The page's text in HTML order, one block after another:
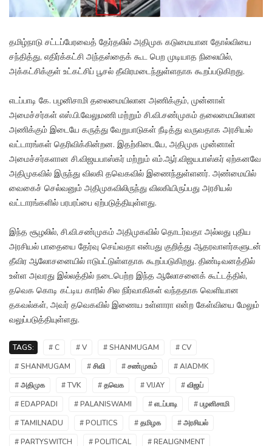
தமிழ்நாடு சட்டப்பேரவைத் தேர்தலில் அதிமுக கடுமையான தோல்வியை
சந்தித்து, எதிர்க்கட்சி அந்தஸ்தைக் கூட பெற முடியாத நிலையில்,
அக்கட்சிக்குள் உட்கட்சிப் பூசல் தீவிரமடைந்துள்ளதாக கூறப்படுகிறது.
எடப்பாடி கே. பழனிசாமி தலைமையிலான அணிக்கும், முன்னாள்
அமைச்சர்கள் எஸ்.பி.வேலுமணி மற்றும் சி.வி.சண்முகம் தலைமையிலான
அணிக்கும் இடையே கருத்து வேறுபாடுகள் நீடித்து வருவதாக அரசியல்
வட்டாரங்கள் தெரிவிக்கின்றன. இதற்கிடையே, அதிமுக முன்னாள்
அமைச்சர்களான சி.விஜயபாஸ்கர் மற்றும் எம்.ஆர்.விஜயபாஸ்கர் ஏற்கனவே
அதிமுகவில் இருந்து விலகி தவெகவில் இணைந்துள்ளனர். அண்மையில்
வைகைச் செல்வனும் அதிமுகவிலிருந்து விலகியிருப்பது அரசியல்
வட்டாரங்களில் பரபரப்பை ஏற்படுத்தியுள்ளது.
இந்த சூழலில், சி.வி.சண்முகம் அதிமுகவில் தொடர்வதா அல்லது புதிய
அரசியல் பாதையை தேர்வு செய்வதா என்பது குறித்து ஆதரவாளர்களுடன்
தீவிர ஆலோசனையில் ஈடுபட்டுள்ளதாக கூறப்படுகிறது. திண்டிவனத்தில்
உள்ள அவரது இல்லத்தில் நடைபெற்ற இந்த ஆலோசனைக் கூட்டத்தில்,
தவெக கொடி கட்டிய காரில் சில நிர்வாகிகள் வந்ததாக வெளியான
தகவல்கள், அவர் தவெகவில் இணைய உள்ளாரா என்ற கேள்வியை மேலும்
வலுப்படுத்தியுள்ளது.
TAGS: # C # V # SHANMUGAM
# CV
# SHANMUGAM
# சிவி # சண்முகம்
# AIADMK
# அதிமுக
# TVK # தவெக # VIJAY
# விஜய்
# EDAPPADI
# PALANISWAMI # எடப்பாடி
# பழனிசாமி
# TAMILNADU
# POLITICS # தமிழக
# அரசியல்
# PARTYSWITCH
# POLITICAL # REALIGNMENT